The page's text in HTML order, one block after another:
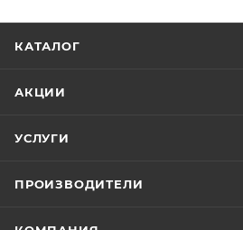
КАТАЛОГ
АКЦИИ
УСЛУГИ
ПРОИЗВОДИТЕЛИ